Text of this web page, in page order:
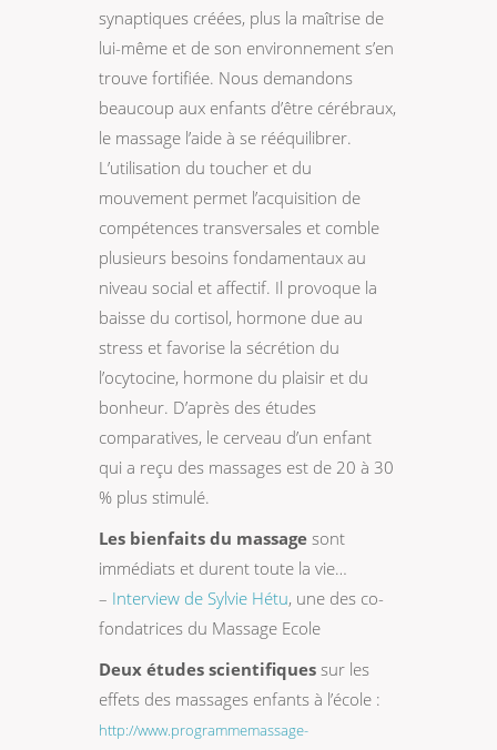
synaptiques créées, plus la maîtrise de
lui-même et de son environnement s’en
trouve fortifiée. Nous demandons
beaucoup aux enfants d’être cérébraux,
le massage l’aide à se rééquilibrer.
L’utilisation du toucher et du
mouvement permet l’acquisition de
compétences transversales et comble
plusieurs besoins fondamentaux au
niveau social et affectif. Il provoque la
baisse du cortisol, hormone due au
stress et favorise la sécrétion du
l’ocytocine, hormone du plaisir et du
bonheur. D’après des études
comparatives, le cerveau d’un enfant
qui a reçu des massages est de 20 à 30
% plus stimulé.
Les bienfaits du massage sont
immédiats et durent toute la vie…
– Interview de Sylvie Hétu, une des co-
fondatrices du Massage Ecole
Deux études scientifiques sur les
effets des massages enfants à l’école :
http://www.programmemassage-